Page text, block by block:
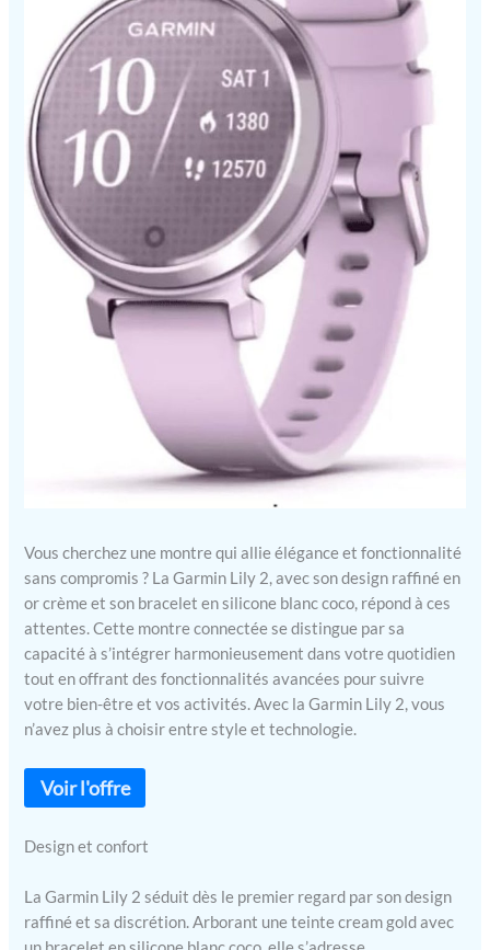
Vous cherchez une montre qui allie élégance et fonctionnalité
sans compromis ? La Garmin Lily 2, avec son design raffiné en
or crème et son bracelet en silicone blanc coco, répond à ces
attentes. Cette montre connectée se distingue par sa
capacité à s’intégrer harmonieusement dans votre quotidien
tout en offrant des fonctionnalités avancées pour suivre
votre bien-être et vos activités. Avec la Garmin Lily 2, vous
n’avez plus à choisir entre style et technologie.
Design et confort
La Garmin Lily 2 séduit dès le premier regard par son design
raffiné et sa discrétion. Arborant une teinte cream gold avec